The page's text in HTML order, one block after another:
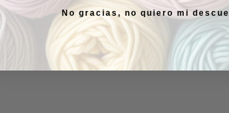
Linen Cotton
No gracias, no quiero mi